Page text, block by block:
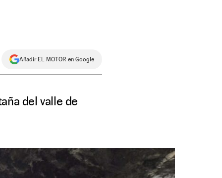
Añadir EL MOTOR en Google
del valle de